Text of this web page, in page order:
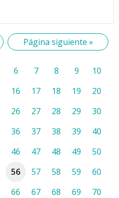
Página siguiente »
6 7 8 9
10
16 17 18 19
20
26 27 28 29
30
36 37 38 39
40
46 47 48 49
50
56 57 58 59
60
66 67 68 69
70